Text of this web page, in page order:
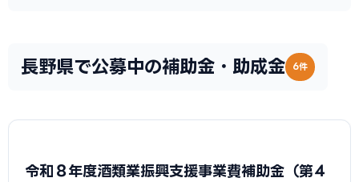
長野県で公募中の補助金・助成金 6件
令和８年度酒類業振興支援事業費補助金（第４